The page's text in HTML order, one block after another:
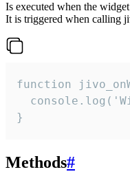
Is executed when the
It is triggered when calling
function
}
Methods#